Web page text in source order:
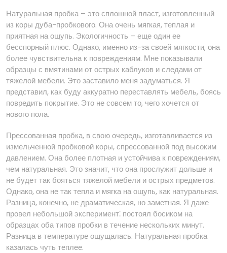
Натуральная пробка – это сплошной пласт, изготовленный
из коры дуба-пробкового. Она очень мягкая, теплая и
приятная на ощупь. Экологичность – еще один ее
бесспорный плюс. Однако, именно из-за своей мягкости, она
более чувствительна к повреждениям. Мне показывали
образцы с вмятинами от острых каблуков и следами от
тяжелой мебели. Это заставило меня задуматься. Я
представил, как буду аккуратно переставлять мебель, боясь
повредить покрытие. Это не совсем то, чего хочется от
нового пола.
Прессованная пробка, в свою очередь, изготавливается из
измельченной пробковой коры, спрессованной под высоким
давлением. Она более плотная и устойчива к повреждениям,
чем натуральная. Это значит, что она прослужит дольше и
не будет так бояться тяжелой мебели и острых предметов.
Однако, она не так тепла и мягка на ощупь, как натуральная.
Разница, конечно, не драматическая, но заметная. Я даже
провел небольшой эксперимент⁚ постоял босиком на
образцах оба типов пробки в течение нескольких минут.
Разница в температуре ощущалась. Натуральная пробка
казалась чуть теплее.